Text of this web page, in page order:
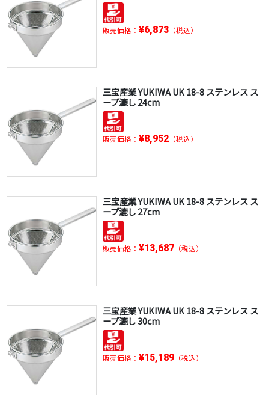
販売価格： ¥6,873（税込）
三宝産業 YUKIWA UK 18-8 ステンレス ス
ープ漉し 24cm
販売価格： ¥8,952（税込）
三宝産業 YUKIWA UK 18-8 ステンレス ス
ープ漉し 27cm
販売価格： ¥13,687（税込）
三宝産業 YUKIWA UK 18-8 ステンレス ス
ープ漉し 30cm
販売価格： ¥15,189（税込）